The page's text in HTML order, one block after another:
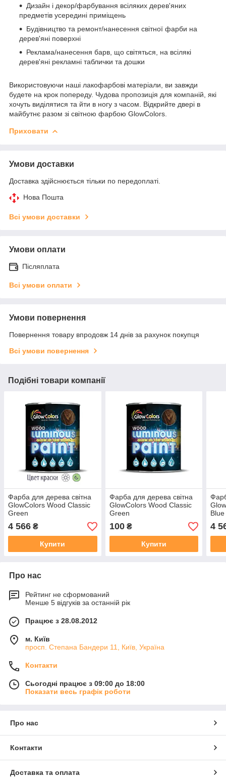
Дизайн і декор/фарбування всіляких дерев'яних
предметів усередині приміщень
Будівництво та ремонт/нанесення світної фарби на
дерев'яні поверхні
Реклама/нанесення барв, що світяться, на всілякі
дерев'яні рекламні таблички та дошки
Використовуючи наші лакофарбові матеріали, ви завжди
будете на крок попереду. Чудова пропозиція для компаній, які
хочуть виділятися та йти в ногу з часом. Відкрийте двері в
майбутнє разом зі світною фарбою GlowColors.
Приховати
Умови доставки
Доставка здійснюється тільки по передоплаті.
Нова Пошта
Всі умови доставки
Умови оплати
Післяплата
Всі умови оплати
Умови повернення
Повернення товару впродовж 14 днів за рахунок покупця
Всі умови повернення
Подібні товари компанії
Фарба для дерева світна
GlowColors Wood Classic
Green
4 566 ₴
Купити
Фарба для дерева світна
GlowColors Wood Classic
Green
100₴
Купити
Blue
4
Про нас
Рейтинг не сформований
Менше 5 відгуків за останній рік
Працює з 28.08.2012
м. Київ
просп. Степана Бандери 11, Київ, Україна
Контакти
Сьогодні працює з 09:00 до 18:00
Показати весь графік роботи
Про нас
Контакти
Доставка та оплата